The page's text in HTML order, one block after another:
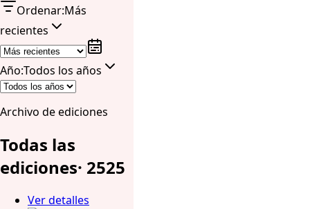
Ordenar:Más
recientes
Año:Todos los años
Archivo de ediciones
Todas las
ediciones· 2525
Ver detalles